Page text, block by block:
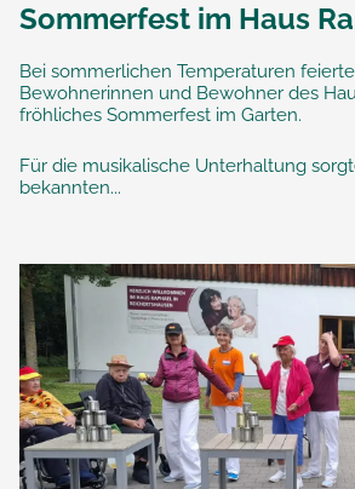
Sommerfest im Haus
Bei sommerlichen Temperaturen
Bewohnerinnen und Bewohner des
fröhliches Sommerfest im Garten.
Für die musikalische Unterhaltung
bekannten...